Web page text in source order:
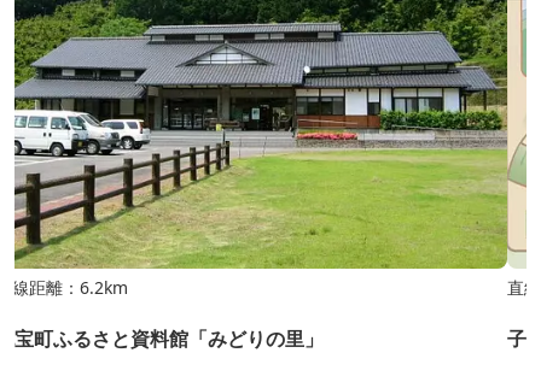
線距離：6.2km
宝町ふるさと資料館「みどりの里」
直
子